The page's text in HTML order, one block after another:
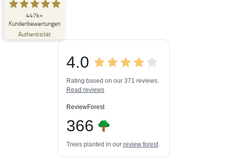
447k+
Kundenbewertungen
Authentizität
SEHR GUT
4,84
/
5,00
3
ProvenExpert.com
Blick aufs ProvenExpert-Profil werfen
03.08.2026
4.0
Rating based on our 371 reviews.
Read reviews
ReviewForest
366
Trees planted in our review forest.